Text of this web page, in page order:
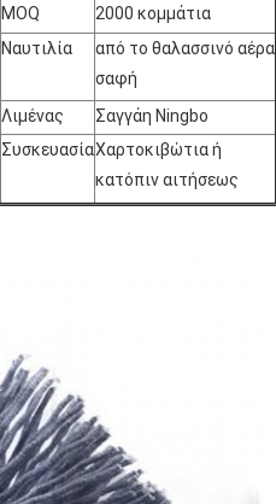
MOQ
2000 κομμάτια
Ναυτιλία
από το θαλασσινό αέρα
σαφή
Λιμένας
Σαγγάη Ningbo
ΣυσκευασίαΧαρτοκιβώτια ή
κατόπιν αιτήσεως